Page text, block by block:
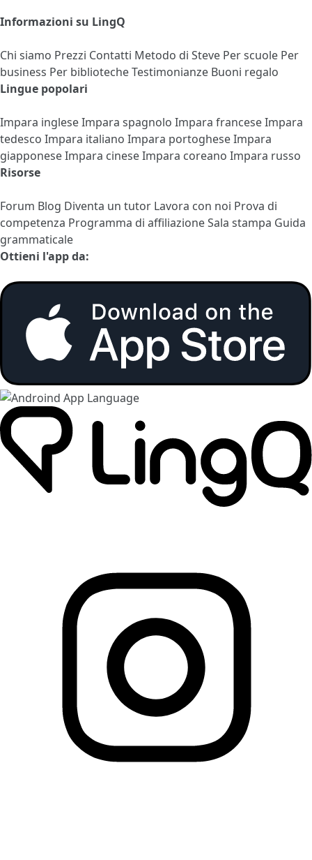
Informazioni su LingQ
Chi siamo Prezzi Contatti Metodo di Steve Per scuole Per
business Per bibliotecheTestimonianze Buoni regalo
Lingue popolari
Impara ingleseImpara spagnolo Impara franceseImpara
tedesco Impara italiano Impara portogheseImpara
giapponeseImpara cineseImpara coreano Impara russo
Risorse
Forum Blog Diventa un tutor Lavora con noi Prova di
competenza Programma di affiliazioneSala stampa Guida
grammaticale
Ottieni l'app da: